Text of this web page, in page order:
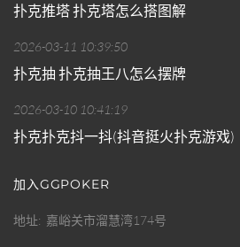
扑克推塔 扑克塔怎么搭图解
2026-03-11 10:39:50
扑克抽 扑克抽王八怎么摆牌
2026-03-10 10:41:19
扑克扑克抖一抖(抖音挺火扑克游戏)
加入GGPOKER
地址 嘉峪关市溜慧湾174号